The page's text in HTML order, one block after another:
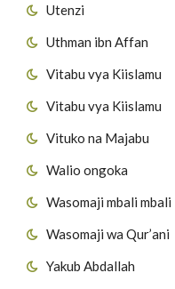
Utenzi
Uthman ibn Affan
Vitabu vya Kiislamu
Vitabu vya Kiislamu
Vituko na Majabu
Walio ongoka
Wasomaji mbali mbali
Wasomaji wa Qur’ani
Yakub Abdallah